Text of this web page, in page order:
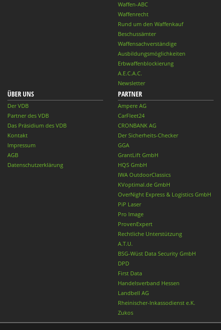
Waffen-ABC
Waffenrecht
Rund um den Waffenkauf
Beschussämter
Waffensachverständige
Ausbildungsmöglichkeiten
Erbwaffenblockierung
A.E.C.A.C.
Newsletter
ÜBER UNS
Der VDB
Partner des VDB
Das Präsidium des VDB
Kontakt
Impressum
AGB
Datenschutzerklärung
PARTNER
Ampere AG
CarFleet24
CRONBANK AG
Der Sicherheits-Checker
GGA
GrantLift GmbH
HQS GmbH
IWA OutdoorClassics
KVoptimal.de GmbH
OverNight Express & Logistics GmbH
PiP Laser
Pro Image
ProvenExpert
Rechtliche Unterstützung
A.T.U.
BSG-Wüst Data Security GmbH
DPD
First Data
Handelsverband Hessen
Landbell AG
Rheinischer-Inkassodienst e.K.
Zukos